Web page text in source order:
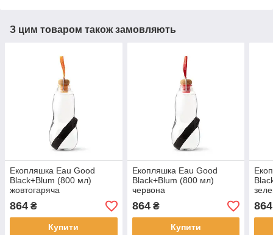
З цим товаром також замовляють
Екопляшка Eau Good
Black+Blum (800 мл)
жовтогаряча
864 ₴
Купити
Екопляшка Eau Good
Black+Blum (800 мл)
червона
864₴
Купити
864